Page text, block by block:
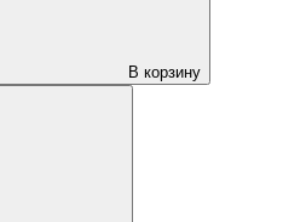
В корзину